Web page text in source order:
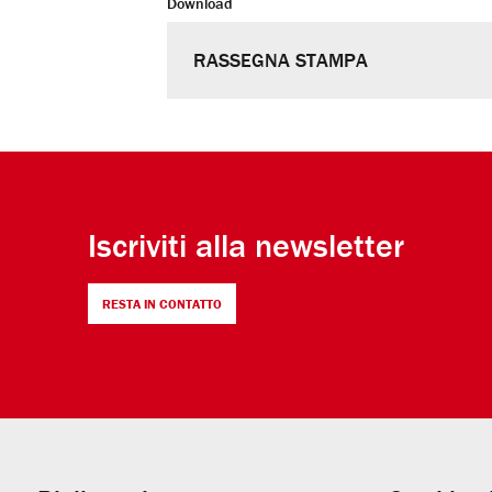
schermo
RASSEGNA STAMPA
Iscriviti alla newsletter
RESTA IN CONTATTO